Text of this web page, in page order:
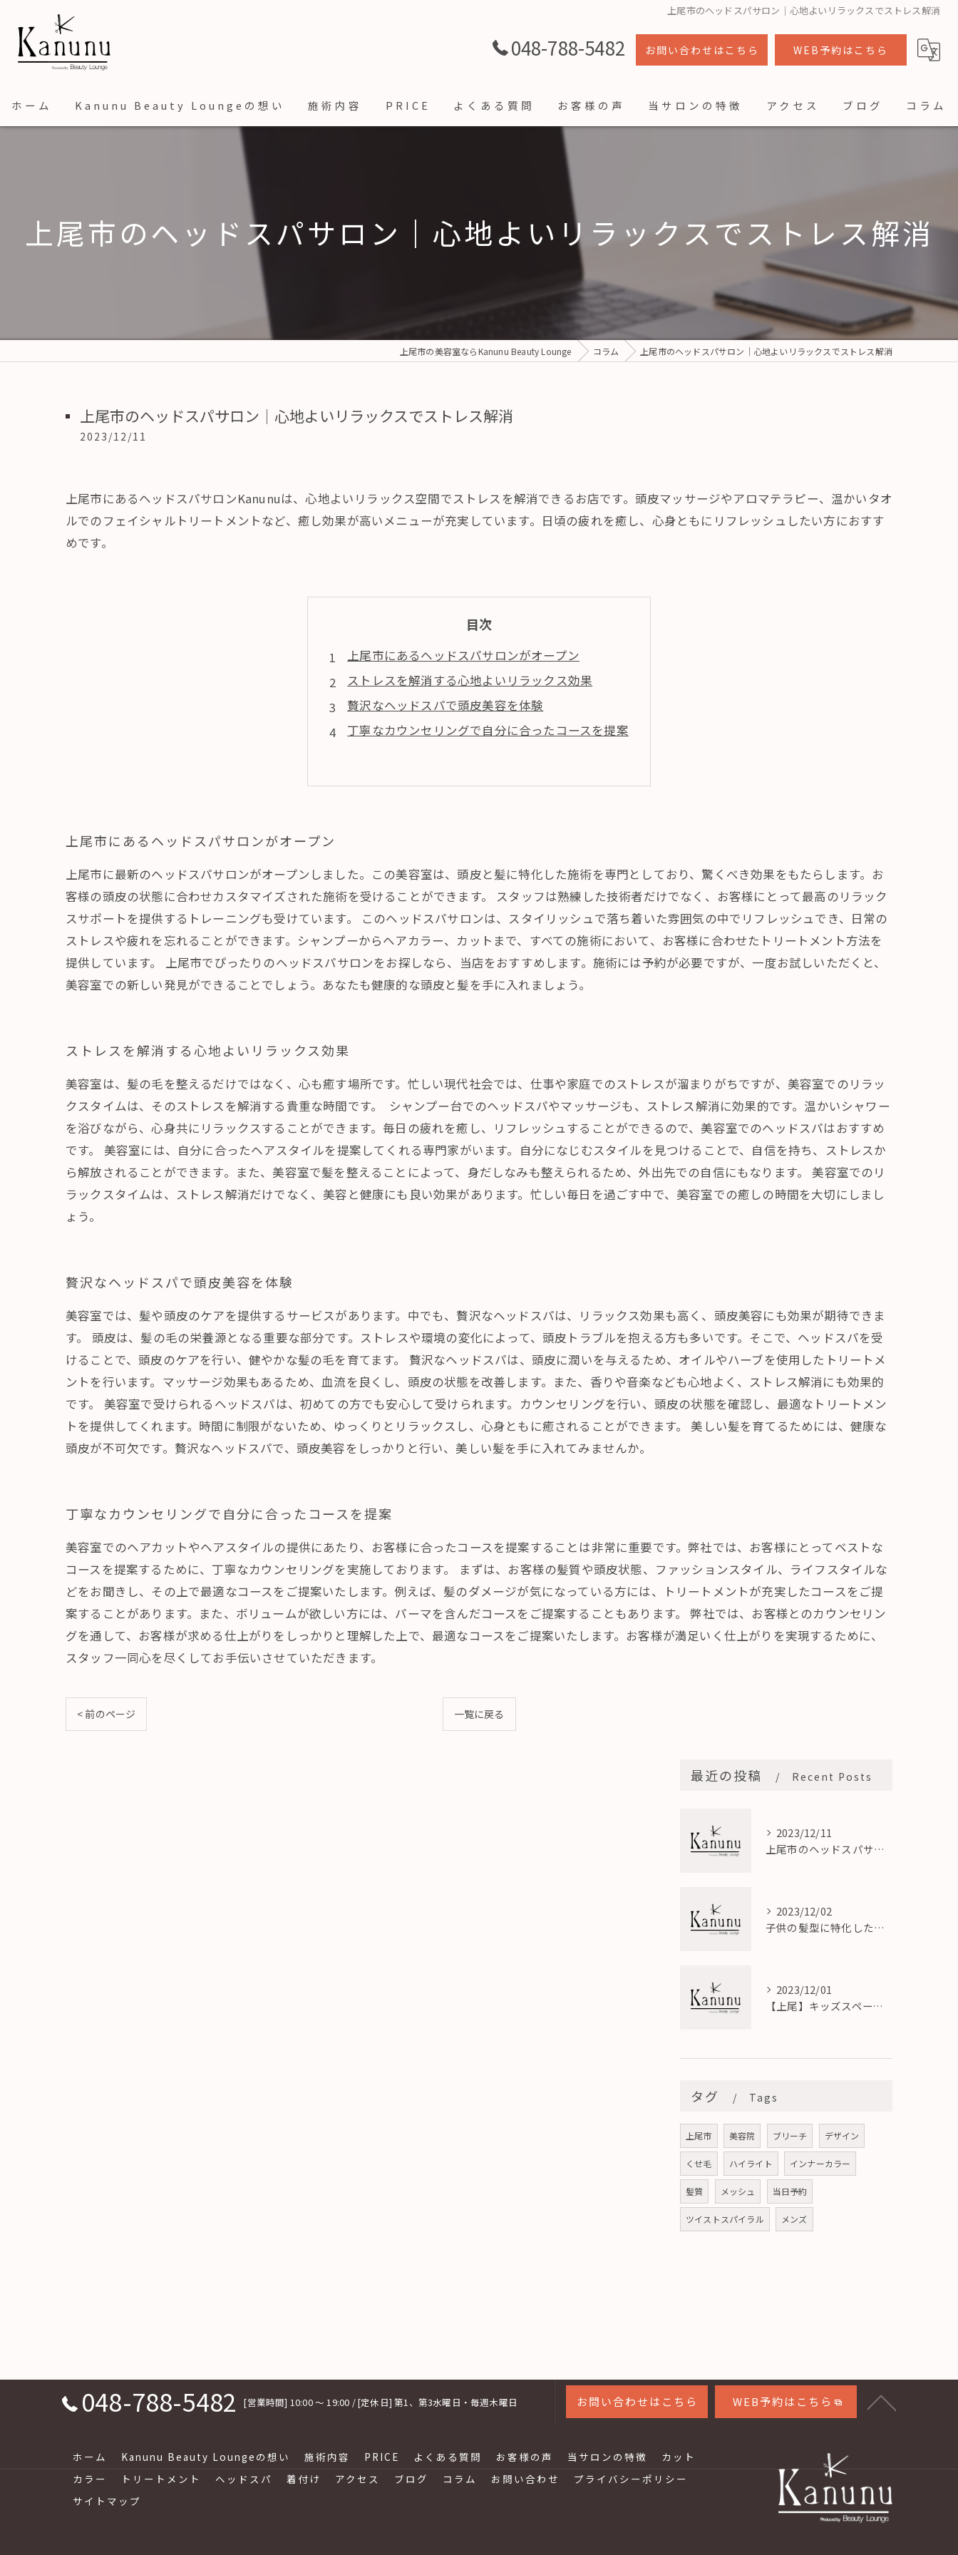
上尾市のヘッドスパサロン｜心地よいリラックスでストレス解消
048-788-5482 お問い合わせはこちら WEB予約はこちら
ホーム Kanunu Beauty Loungeの想い 施術内容 PRICE よくある質問 お客様の声 当サロンの特徴
トリートメント
アクセス ブログ コラム
上尾市のヘッドスパサロン｜心地よいリラックスでストレス解消
上尾市の美容室ならKanunu Beauty Lounge コラム 上尾市のヘッドスパサロン｜心地よいリラックスでストレス解消
上尾市のヘッドスパサロン｜心地よいリラックスでストレス解消
2023/12/11
上尾市にあるヘッドスパサロンKanunuは、心地よいリラックス空間でストレスを解消できるお店です。頭皮マッサージやアロマテラピー、温かいタオ
ルでのフェイシャルトリートメントなど、癒し効果が高いメニューが充実しています。日頃の疲れを癒し、心身ともにリフレッシュしたい方におすす
めです。
目次
上尾市にあるヘッドスパサロンがオープン
ストレスを解消する心地よいリラックス効果
贅沢なヘッドスパで頭皮美容を体験
丁寧なカウンセリングで自分に合ったコースを提案
上尾市にあるヘッドスパサロンがオープン
上尾市に最新のヘッドスパサロンがオープンしました。この美容室は、頭皮と髪に特化した施術を専門としており、驚くべき効果をもたらします。お
客様の頭皮の状態に合わせカスタマイズされた施術を受けることができます。 スタッフは熟練した技術者だけでなく、お客様にとって最高のリラック
スサポートを提供するトレーニングも受けています。 このヘッドスパサロンは、スタイリッシュで落ち着いた雰囲気の中でリフレッシュでき、日常の
ストレスや疲れを忘れることができます。シャンプーからヘアカラー、カットまで、すべての施術において、お客様に合わせたトリートメント方法を
提供しています。 上尾市でぴったりのヘッドスパサロンをお探しなら、当店をおすすめします。施術には予約が必要ですが、一度お試しいただくと、
美容室での新しい発見ができることでしょう。あなたも健康的な頭皮と髪を手に入れましょう。
ストレスを解消する心地よいリラックス効果
美容室は、髪の毛を整えるだけではなく、心も癒す場所です。忙しい現代社会では、仕事や家庭でのストレスが溜まりがちですが、美容室でのリラッ
クスタイムは、そのストレスを解消する貴重な時間です。 シャンプー台でのヘッドスパやマッサージも、ストレス解消に効果的です。温かいシャワー
を浴びながら、心身共にリラックスすることができます。毎日の疲れを癒し、リフレッシュすることができるので、美容室でのヘッドスパはおすすめ
です。 美容室には、自分に合ったヘアスタイルを提案してくれる専門家がいます。自分になじむスタイルを見つけることで、自信を持ち、ストレスか
ら解放されることができます。また、美容室で髪を整えることによって、身だしなみも整えられるため、外出先での自信にもなります。 美容室でのリ
ラックスタイムは、ストレス解消だけでなく、美容と健康にも良い効果があります。忙しい毎日を過ごす中で、美容室での癒しの時間を大切にしまし
ょう。
贅沢なヘッドスパで頭皮美容を体験
美容室では、髪や頭皮のケアを提供するサービスがあります。中でも、贅沢なヘッドスパは、リラックス効果も高く、頭皮美容にも効果が期待できま
す。 頭皮は、髪の毛の栄養源となる重要な部分です。ストレスや環境の変化によって、頭皮トラブルを抱える方も多いです。そこで、ヘッドスパを受
けることで、頭皮のケアを行い、健やかな髪の毛を育てます。 贅沢なヘッドスパは、頭皮に潤いを与えるため、オイルやハーブを使用したトリートメ
ントを行います。マッサージ効果もあるため、血流を良くし、頭皮の状態を改善します。また、香りや音楽なども心地よく、ストレス解消にも効果的
です。 美容室で受けられるヘッドスパは、初めての方でも安心して受けられます。カウンセリングを行い、頭皮の状態を確認し、最適なトリートメン
トを提供してくれます。時間に制限がないため、ゆっくりとリラックスし、心身ともに癒されることができます。 美しい髪を育てるためには、健康な
頭皮が不可欠です。贅沢なヘッドスパで、頭皮美容をしっかりと行い、美しい髪を手に入れてみませんか。
丁寧なカウンセリングで自分に合ったコースを提案
美容室でのヘアカットやヘアスタイルの提供にあたり、お客様に合ったコースを提案することは非常に重要です。弊社では、お客様にとってベストな
コースを提案するために、丁寧なカウンセリングを実施しております。 まずは、お客様の髪質や頭皮状態、ファッションスタイル、ライフスタイルな
どをお聞きし、その上で最適なコースをご提案いたします。例えば、髪のダメージが気になっている方には、トリートメントが充実したコースをご提
案することがあります。また、ボリュームが欲しい方には、パーマを含んだコースをご提案することもあります。 弊社では、お客様とのカウンセリン
グを通して、お客様が求める仕上がりをしっかりと理解した上で、最適なコースをご提案いたします。お客様が満足いく仕上がりを実現するために、
スタッフ一同心を尽くしてお手伝いさせていただきます。
< 前のページ 一覧に戻る
最近の投稿 Recent Posts
2023/12/11
上尾市のヘッドスパサロン｜心地よいリラックスでストレス解消
2023/12/02
子供の髪型に特化したキッズカット専門美容室の魅力
2023/12/01
【上尾】キッズスペース完備の子供連れOKな美容室
タグ Tags
上尾市 美容院 ブリーチ デザイン
くせ毛 ハイライト インナーカラー
髪質 メッシュ 当日予約
ツイストスパイラル メンズ
048-788-5482 [営業時間] 10:00 〜 19:00 / [定休日] 第1、第3水曜日・毎週木曜日 お問い合わせはこちら WEB予約はこちら
ホーム Kanunu Beauty Loungeの想い 施術内容 PRICE よくある質問 お客様の声 当サロンの特徴
カット
カラー
トリートメント ヘッドスパ 着付け アクセス ブログ コラム お問い合わせ
プライバシーポリシー
サイトマップ